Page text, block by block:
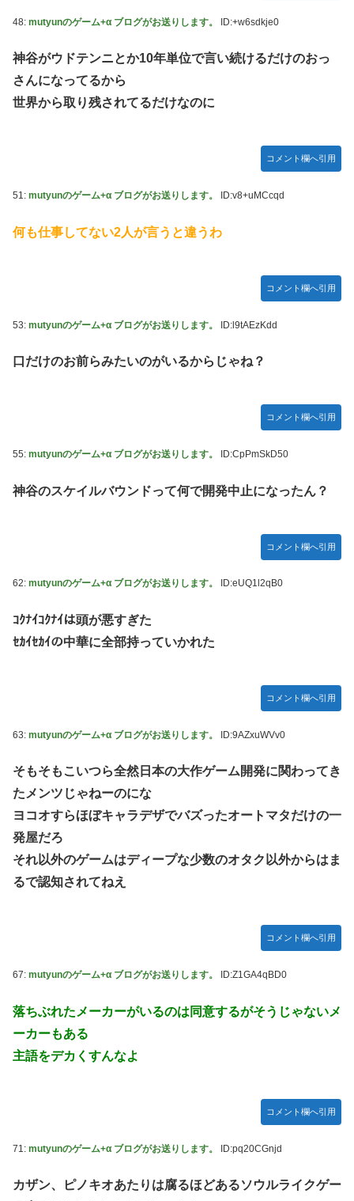
48: mutyunのゲーム+α ブログがお送りします。 ID:+w6sdkje0
神谷がウドテンニとか10年単位で言い続けるだけのおっ
さんになってるから
世界から取り残されてるだけなのに
コメント欄へ引用
51: mutyunのゲーム+α ブログがお送りします。 ID:v8+uMCcqd
何も仕事してない2人が言うと違うわ
コメント欄へ引用
53: mutyunのゲーム+α ブログがお送りします。 ID:l9tAEzKdd
口だけのお前らみたいのがいるからじゃね？
コメント欄へ引用
55: mutyunのゲーム+α ブログがお送りします。 ID:CpPmSkD50
神谷のスケイルバウンドって何で開発中止になったん？
コメント欄へ引用
62: mutyunのゲーム+α ブログがお送りします。 ID:eUQ1l2qB0
ｺｸﾅｲｺｸﾅｲは頭が悪すぎた
ｾｶｲｾｶｲの中華に全部持っていかれた
コメント欄へ引用
63: mutyunのゲーム+α ブログがお送りします。 ID:9AZxuWVv0
そもそもこいつら全然日本の大作ゲーム開発に関わってき
たメンツじゃねーのにな
ヨコオすらほぼキャラデザでバズったオートマタだけの一
発屋だろ
それ以外のゲームはディープな少数のオタク以外からはま
るで認知されてねえ
コメント欄へ引用
67: mutyunのゲーム+α ブログがお送りします。 ID:Z1GA4qBD0
落ちぶれたメーカーがいるのは同意するがそうじゃないメ
ーカーもある
主語をデカくすんなよ
コメント欄へ引用
71: mutyunのゲーム+α ブログがお送りします。 ID:pq20CGnjd
カザン、ピノキオあたりは腐るほどあるソウルライクゲー